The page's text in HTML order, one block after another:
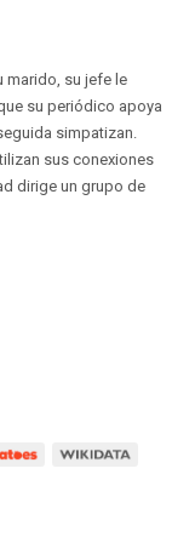
marido, su jefe le
su periódico apoya
simpatizan.
sus conexiones
dirige un grupo de